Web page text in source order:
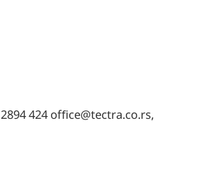
424 ofﬁce@tectra.co.rs,